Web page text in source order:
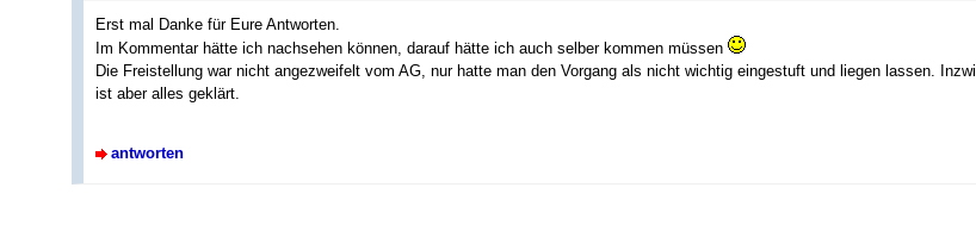
Erst mal Danke für Eure Antworten.
Im Kommentar hätte ich nachsehen können, darauf hätte ich auch selber kommen müssen
Die Freistellung war nicht angezweifelt vom AG, nur hatte man den Vorgang als nicht wichtig eingestuft und liegen lassen.
ist aber alles geklärt.
antworten